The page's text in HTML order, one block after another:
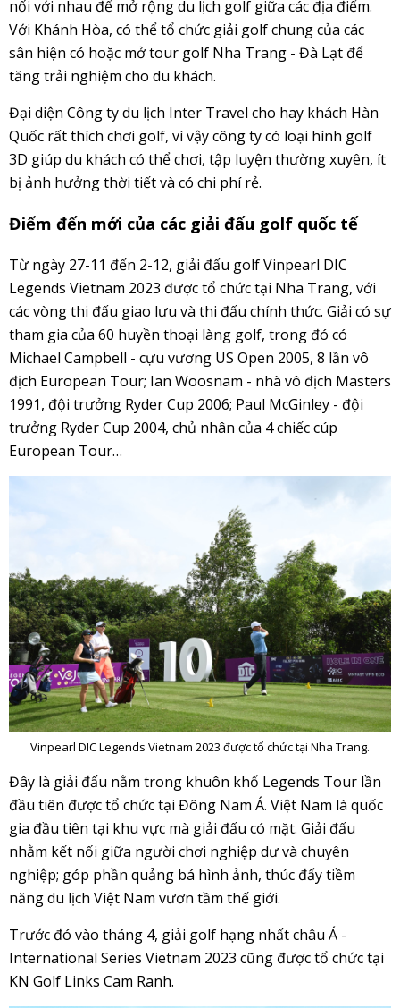
nối với nhau để mở rộng du lịch golf giữa các địa điểm.
Với Khánh Hòa, có thể tổ chức giải golf chung của các
sân hiện có hoặc mở tour golf Nha Trang - Đà Lạt để
tăng trải nghiệm cho du khách.
Đại diện Công ty du lịch Inter Travel cho hay khách Hàn
Quốc rất thích chơi golf, vì vậy công ty có loại hình golf
3D giúp du khách có thể chơi, tập luyện thường xuyên, ít
bị ảnh hưởng thời tiết và có chi phí rẻ.
Điểm đến mới của các giải đấu golf quốc tế
Từ ngày 27-11 đến 2-12, giải đấu golf Vinpearl DIC
Legends Vietnam 2023 được tổ chức tại Nha Trang, với
các vòng thi đấu giao lưu và thi đấu chính thức. Giải có sự
tham gia của 60 huyền thoại làng golf, trong đó có
Michael Campbell - cựu vương US Open 2005, 8 lần vô
địch European Tour; Ian Woosnam - nhà vô địch Masters
1991, đội trưởng Ryder Cup 2006; Paul McGinley - đội
trưởng Ryder Cup 2004, chủ nhân của 4 chiếc cúp
European Tour…
Vinpearl DIC Legends Vietnam 2023 được tổ chức tại Nha Trang.
Đây là giải đấu nằm trong khuôn khổ Legends Tour lần
đầu tiên được tổ chức tại Đông Nam Á. Việt Nam là quốc
gia đầu tiên tại khu vực mà giải đấu có mặt. Giải đấu
nhằm kết nối giữa người chơi nghiệp dư và chuyên
nghiệp; góp phần quảng bá hình ảnh, thúc đẩy tiềm
năng du lịch Việt Nam vươn tầm thế giới.
Trước đó vào tháng 4, giải golf hạng nhất châu Á -
International Series Vietnam 2023 cũng được tổ chức tại
KN Golf Links Cam Ranh.